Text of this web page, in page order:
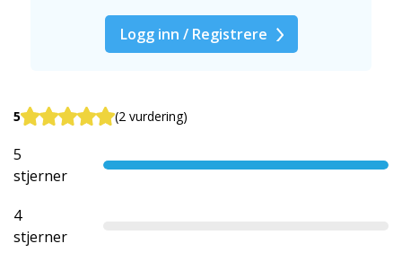
Logg inn / Registrere
5 (2 vurdering)
5
stjerner
4
stjerner